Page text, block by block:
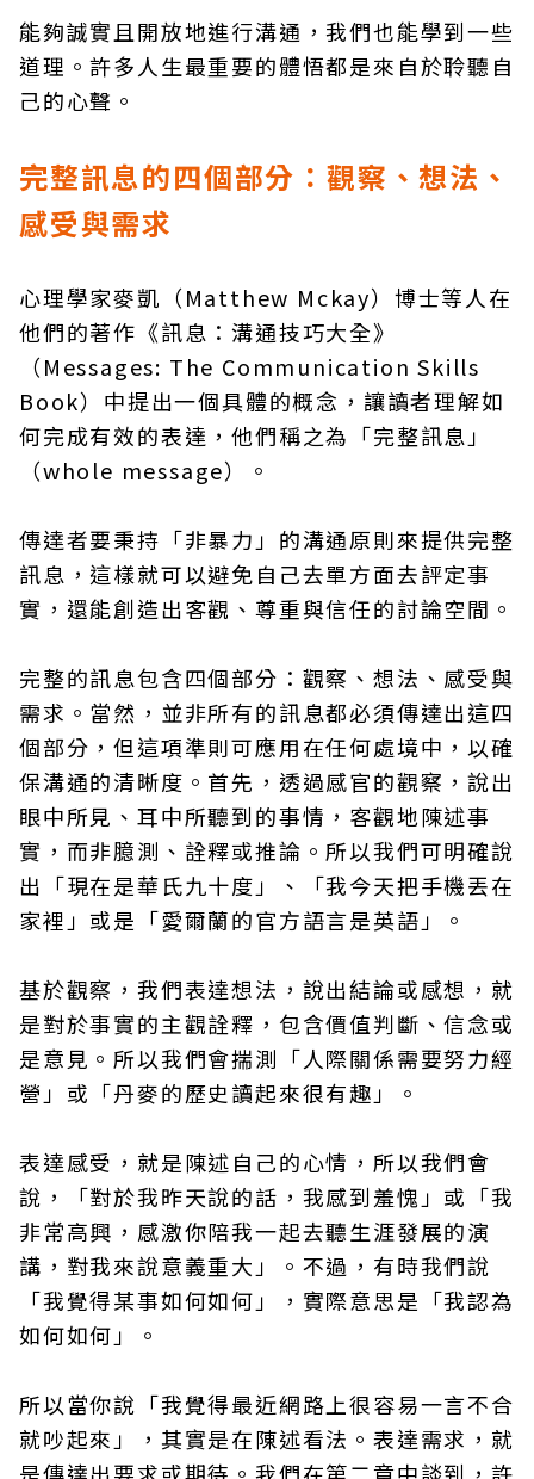
能夠誠實且開放地進行溝通，我們也能學到一些
道理。許多人生最重要的體悟都是來自於聆聽自
己的心聲。
完整訊息的四個部分：觀察、想法、
感受與需求
心理學家麥凱（Matthew Mckay）博士等人在
他們的著作《訊息：溝通技巧大全》
（Messages: The Communication Skills
Book）中提出一個具體的概念，讓讀者理解如
何完成有效的表達，他們稱之為「完整訊息」
（whole message）。
傳達者要秉持「非暴力」的溝通原則來提供完整
訊息，這樣就可以避免自己去單方面去評定事
實，還能創造出客觀、尊重與信任的討論空間。
完整的訊息包含四個部分：觀察、想法、感受與
需求。當然，並非所有的訊息都必須傳達出這四
個部分，但這項準則可應用在任何處境中，以確
保溝通的清晰度。首先，透過感官的觀察，說出
眼中所見、耳中所聽到的事情，客觀地陳述事
實，而非臆測、詮釋或推論。所以我們可明確說
出「現在是華氏九十度」、「我今天把手機丟在
家裡」或是「愛爾蘭的官方語言是英語」。
基於觀察，我們表達想法，說出結論或感想，就
是對於事實的主觀詮釋，包含價值判斷、信念或
是意見。所以我們會揣測「人際關係需要努力經
營」或「丹麥的歷史讀起來很有趣」。
表達感受，就是陳述自己的心情，所以我們會
說，「對於我昨天說的話，我感到羞愧」或「我
非常高興，感激你陪我一起去聽生涯發展的演
講，對我來說意義重大」。不過，有時我們說
「我覺得某事如何如何」，實際意思是「我認為
如何如何」。
所以當你說「我覺得最近網路上很容易一言不合
就吵起來」，其實是在陳述看法。表達需求，就